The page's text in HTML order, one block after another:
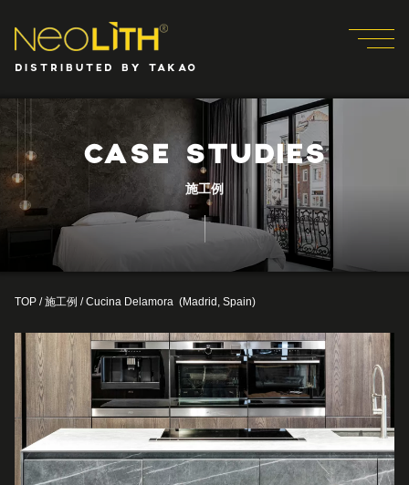
DISTRIBUTED BY TAKAO
CASE STUDIES
施工例
TOP /施工例 /Cucina Delamora (Madrid, Spain)